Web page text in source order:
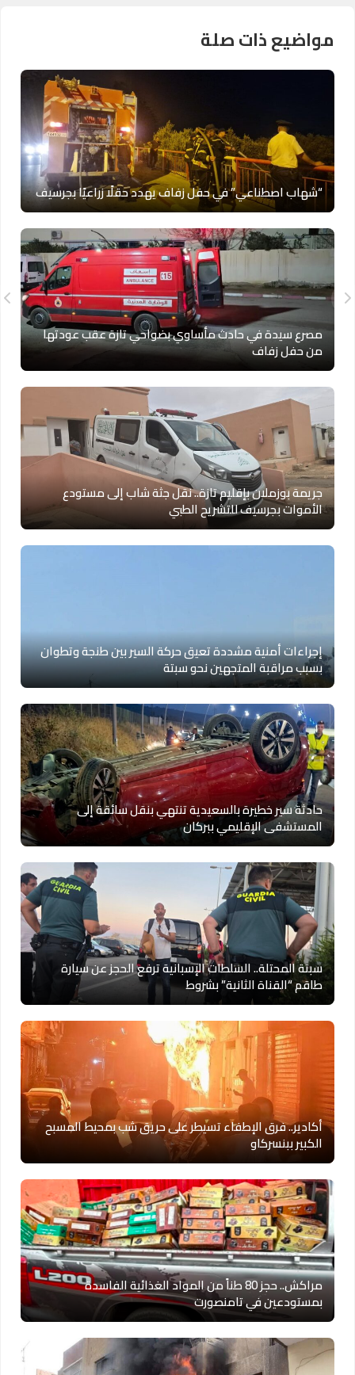
مواضيع ذات صلة
“شهاب اصطناعي” في حفل زفاف يهدد حقلًا زراعيًا بجرسيف
مصرع سيدة في حادث مأساوي بضواحي تازة عقب عودتها
من حفل زفاف
جريمة بوزملان بإقليم تازة.. نقل جثة شاب إلى مستودع
الأموات بجرسيف للتشريح الطبي
إجراءات أمنية مشددة تعيق حركة السير بين طنجة وتطوان
بسبب مراقبة المتجهين نحو سبتة
حادثة سير خطيرة بالسعيدية تنتهي بنقل سائقة إلى
المستشفى الإقليمي ببركان
سبتة المحتلة.. السلطات الإسبانية ترفع الحجز عن سيارة
طاقم “القناة الثانية” بشروط
أكادير.. فرق الإطفاء تسيطر على حريق شب بمحيط المسبح
الكبير ببنسركاو
مراكش.. حجز 80 طناً من المواد الغذائية الفاسدة
بمستودعين في تامنصورت